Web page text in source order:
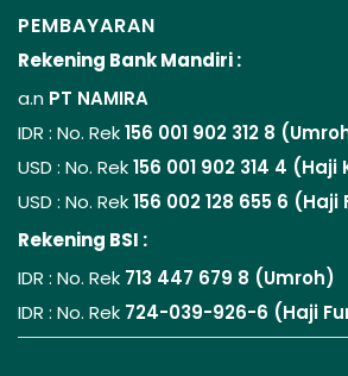
PEMBAYARAN
Rekening Bank Mandiri :
a.n PT NAMIRA
IDR : No. Rek156 001 902 312 8
USD : No. Rek156 001 902 314 4 (Haji
USD : No. Rek156 002 128 655 6
Rekening BSI :
IDR : No. Rek 713 447 679 8 (Umroh)
IDR : No. Rek 724-039-926-6 (Haji